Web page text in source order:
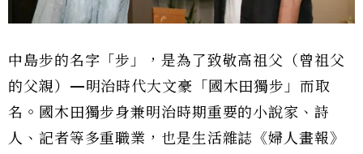
中島步的名字「步」，是為了致敬高祖父（曾祖父
的父親）—明治時代大文豪「國木田獨步」而取
名。國木田獨步身兼明治時期重要的小說家、詩
人、記者等多重職業，也是生活雜誌《婦人畫報》